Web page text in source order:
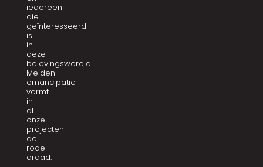
iedereen
die
geïnteresseerd
is
in
deze
belevingswereld.
Meiden
emancipatie
vormt
in
al
onze
projecten
de
rode
draad.